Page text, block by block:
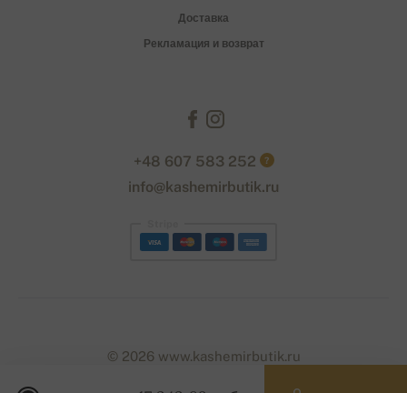
Доставка
Рекламация и возврат
+48 607 583 252 ?
info@kashemirbutik.ru
© 2026 www.kashemirbutik.ru